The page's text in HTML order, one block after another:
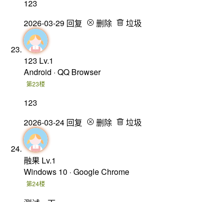
123
2026-03-29 回复 删除 垃圾
123 Lv.1
Android · QQ Browser
第23楼
123
2026-03-24 回复 删除 垃圾
融果 Lv.1
Windows 10 · Google Chrome
第24楼